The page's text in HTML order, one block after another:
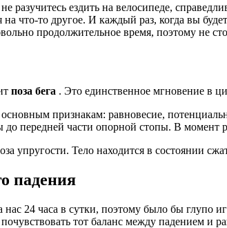
разучитесь ездить на велосипеде,
что-то другое. И каждый раз, когда вы
продолжительное время, поэтому не
поза бега . Это единственное мгновение в
признакам: равновесие,
до передней части опорной стопы. В момент
упругости. Тело находится в состоянии
падения
нас 24 часа в сутки, поэтому было бы глупо
тот баланс между падением и